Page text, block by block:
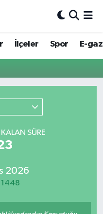
İlçeler Spor E-
SÜRE
2026
ve Fikstür